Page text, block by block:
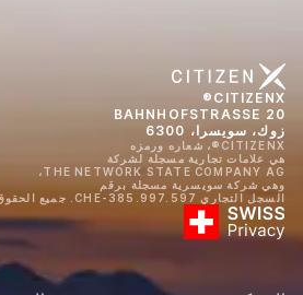
CITIZENX®
BAHNHOFSTRASSE 20
زوك، سويسرا، 6300
CITIZENX®، شعاره ورمزه
هي علامات تجارية مسجلة لشركة
THE NETWORK STATE COMPANY AG،
وهي شركة سويسرية مسجلة برقم
السجل التجاري CHE-385.997.597. جميع الحقوق محفوظة.